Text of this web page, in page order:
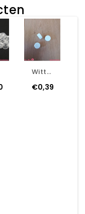
Witte Kunststof Rammelschijven 22 Mm – Perfect Voor Rammelaars, Knuffels En Bijtringen
€0,39